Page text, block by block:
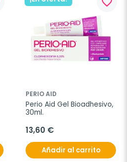
PERIO AID
Perio Aid Gel Bioadhesivo,
30ml.
13,60 €
Añadir al carrito